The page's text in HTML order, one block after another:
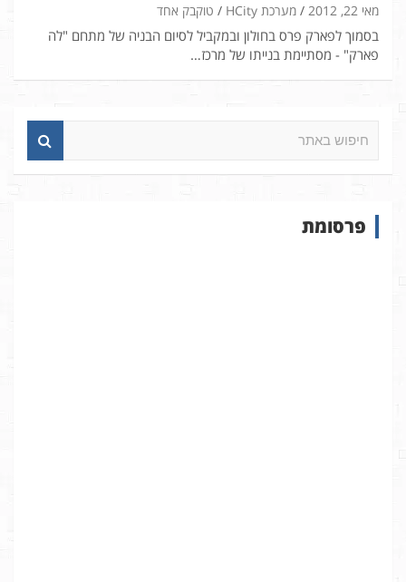
מאי 22, 2012 מערכת HCity טוקבק אחד
בסמוך לפארק פרס בחולון ובמקביל לסיום הבניה של מתחם "לה
פארק" - מסתיימת בנייתו של מרכז…
א
פרסומת